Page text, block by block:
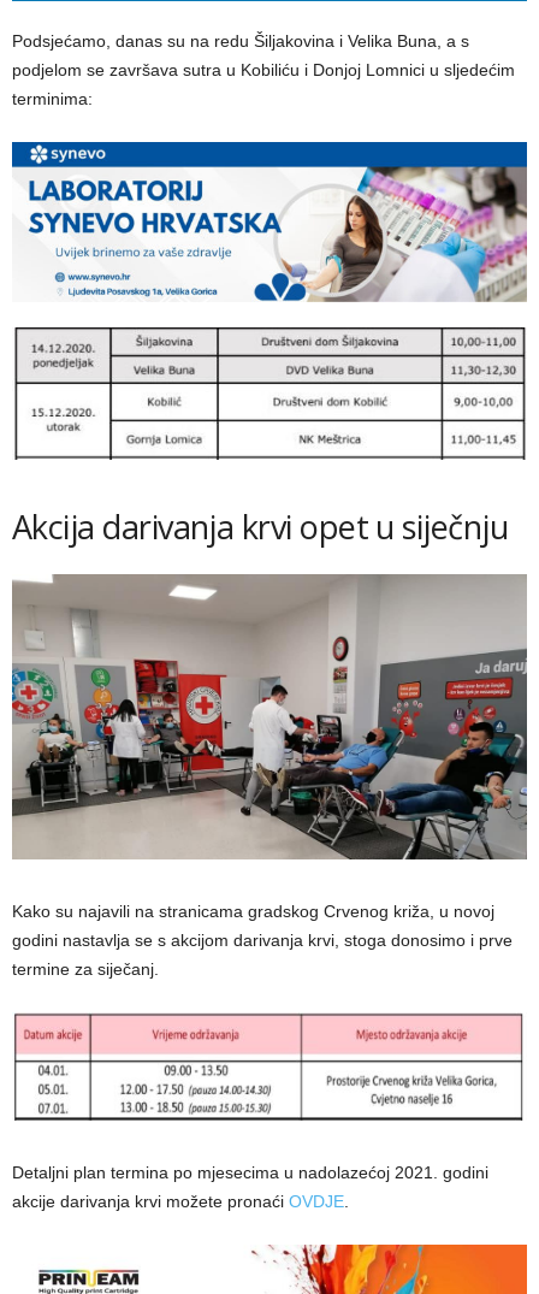
Podsjećamo, danas su na redu Šiljakovina i Velika Buna, a s
podjelom se završava sutra u Kobiliću i Donjoj Lomnici u sljedećim
terminima:
Akcija darivanja krvi opet u siječnju
Kako su najavili na stranicama gradskog Crvenog križa, u novoj
godini nastavlja se s akcijom darivanja krvi, stoga donosimo i prve
termine za siječanj.
Detaljni plan termina po mjesecima u nadolazećoj 2021. godini
akcije darivanja krvi možete pronaći OVDJE